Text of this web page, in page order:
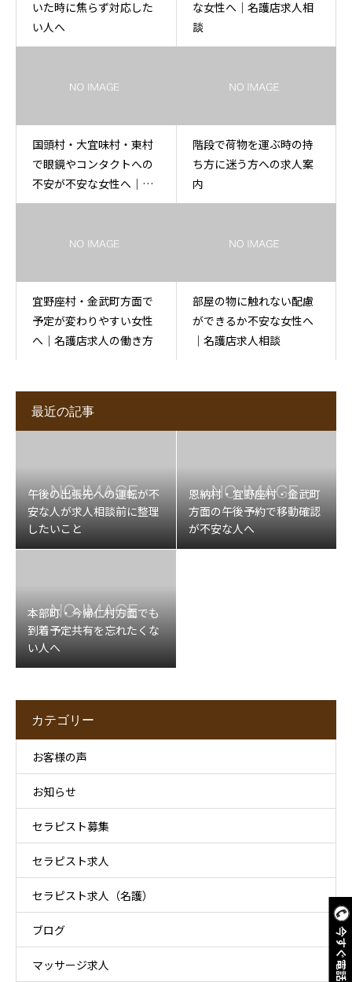
今すぐ電話
いた時に焦らず対応した
い人へ
な女性へ｜名護店求人相
談
国頭村・大宜味村・東村
で眼鏡やコンタクトへの
不安が不安な女性へ｜セ
ラピスト求人相談
階段で荷物を運ぶ時の持
ち方に迷う方への求人案
内
宜野座村・金武町方面で
予定が変わりやすい女性
へ｜名護店求人の働き方
部屋の物に触れない配慮
ができるか不安な女性へ
｜名護店求人相談
最近の記事
午後の出張先への運転が不
安な人が求人相談前に整理
したいこと
恩納村・宜野座村・金武町
方面の午後予約で移動確認
が不安な人へ
本部町・今帰仁村方面でも
到着予定共有を忘れたくな
い人へ
カテゴリー
お客様の声
お知らせ
セラピスト募集
セラピスト求人
セラピスト求人（名護）
ブログ
マッサージ求人